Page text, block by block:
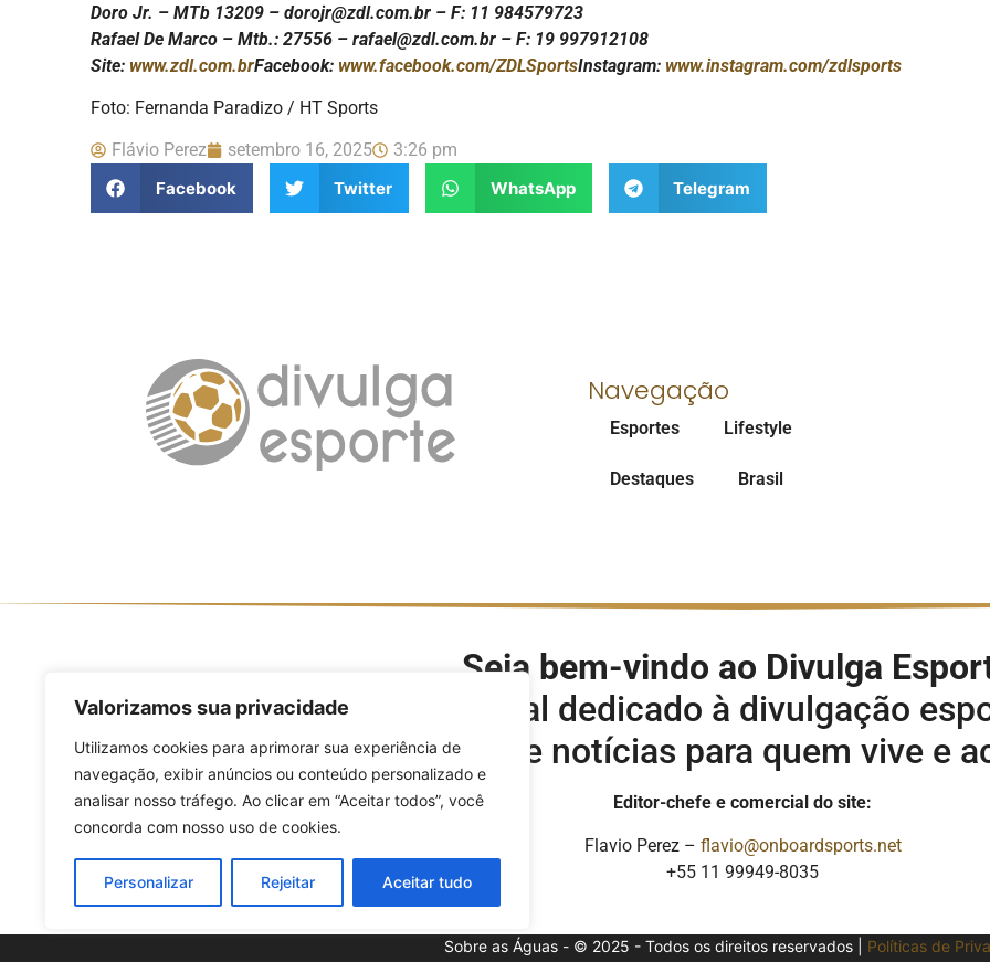
Valorizamos sua privacidade
Utilizamos cookies para aprimorar sua experiência de
navegação, exibir anúncios ou conteúdo personalizado e
analisar nosso tráfego. Ao clicar em “Aceitar todos”, você
concorda com nosso uso de cookies.
Personalizar Rejeitar Aceitar tudo
Doro Jr. – MTb 13209 – dorojr@zdl.com.br – F: 11 984579723
Rafael De Marco – Mtb.: 27556 – rafael@zdl.com.br – F: 19 997912108
Site: www.zdl.com.brFacebook: www.facebook.com/ZDLSportsInstagram: www.instagram.com/zdlsports
Foto: Fernanda Paradizo / HT Sports
Flávio Perez setembro 16, 2025
3:26 pm
Facebook
Twitter WhatsApp Telegram
Navegação
Esportes Lifestyle
Destaques Brasil
Seja bem-vindo ao Divulga
O Divulga Esporte é um portal dedicado à divulgação
modalidades, eventos e notícias para quem vive e
Editor-chefe e comercial do site:
Flavio Perez – flavio@onboardsports.net
+55 11 99949-8035
Sobre as Águas - © 2025 - Todos os direitos reservados | Políticas de